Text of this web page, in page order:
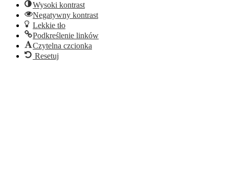
Wysoki kontrast
Negatywny kontrast
Lekkie tło
Podkreślenie linków
Czytelna czcionka
Resetuj